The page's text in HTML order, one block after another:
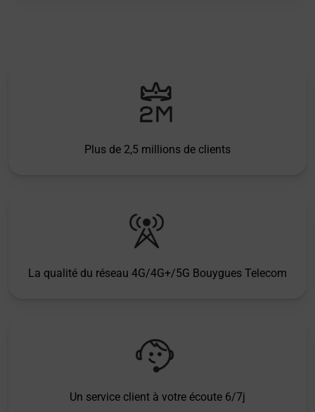
Plus de 2,5 millions de clients
La qualité du réseau 4G/4G+/5G Bouygues Telecom
Un service client à votre écoute 6/7j